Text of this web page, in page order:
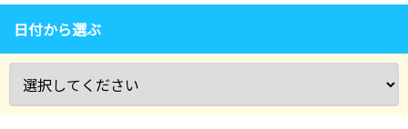
日付から選ぶ